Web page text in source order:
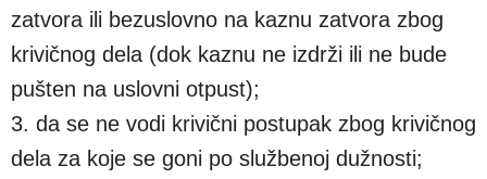
zatvora ili bezuslovno na kaznu zatvora zbog
krivičnog dela (dok kaznu ne izdrži ili ne bude
pušten na uslovni otpust);
3. da se ne vodi krivični postupak zbog krivičnog
dela za koje se goni po službenoj dužnosti;